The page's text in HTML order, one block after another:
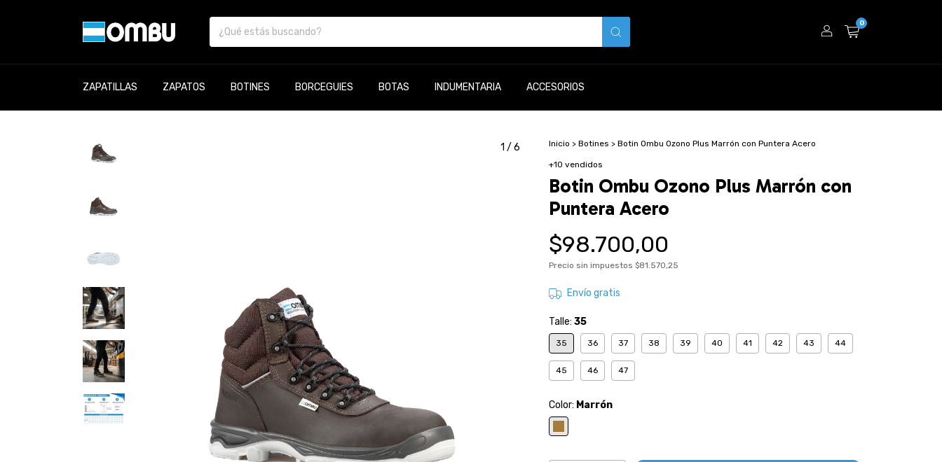
0
ZAPATILLAS ZAPATOS BOTINES BORCEGUIES BOTAS INDUMENTARIA ACCESORIOS
1 / 6 Inicio > Botines > Botin Ombu Ozono Plus Marrón con Puntera Acero
+10 vendidos
Botin Ombu Ozono Plus Marrón con
Puntera Acero
$98.700,00
Precio sin impuestos $81.570,25
Envío gratis
Talle: 35
35 36 37 38 39 40 41 42 43 44
45 46 47
Color: Marrón